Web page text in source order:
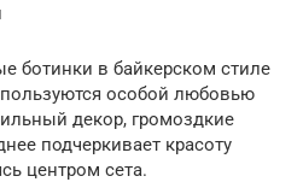
ботинки в байкерском стиле
особой любовью
декор, громоздкие
подчеркивает красоту
центром сета.